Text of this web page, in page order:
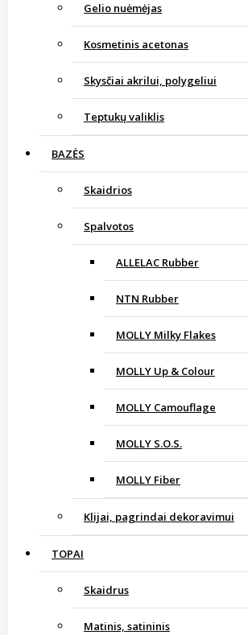
Gelio nuėmėjas
Kosmetinis acetonas
Skysčiai akrilui, polygeliui
Teptukų valiklis
BAZĖS
Skaidrios
Spalvotos
ALLELAC Rubber
NTN Rubber
MOLLY Milky Flakes
MOLLY Up & Colour
MOLLY Camouflage
MOLLY S.O.S.
MOLLY Fiber
Klijai, pagrindai dekoravimui
TOPAI
Skaidrus
Matinis, satininis